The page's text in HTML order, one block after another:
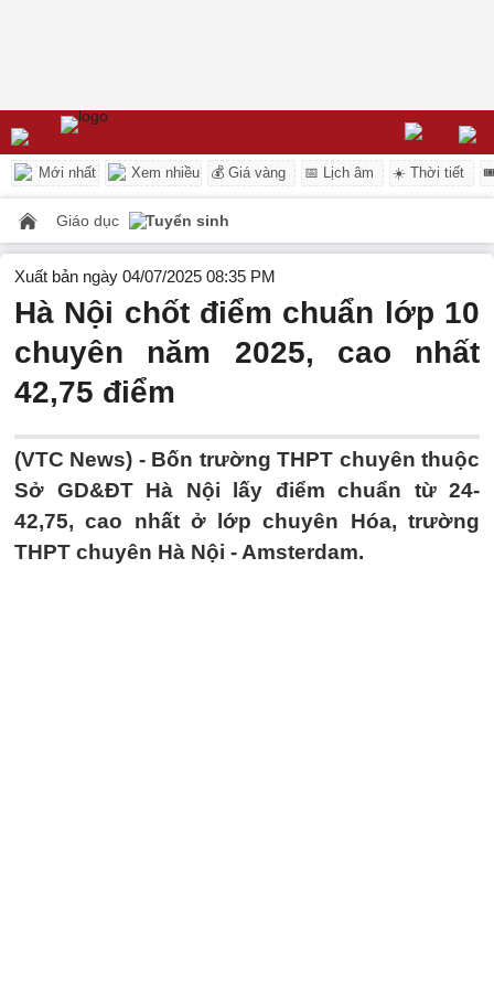
Mới nhất Xem nhiều 💰 Giá vàng 📅 Lịch âm ☀️ Thời tiết
Giáo dục Tuyển sinh
Xuất bản ngày 04/07/2025 08:35 PM
Hà Nội chốt điểm chuẩn lớp 10
chuyên năm 2025, cao nhất
42,75 điểm
(VTC News) - Bốn trường THPT chuyên thuộc
Sở GD&ĐT Hà Nội lấy điểm chuẩn từ 24-
42,75, cao nhất ở lớp chuyên Hóa, trường
THPT chuyên Hà Nội - Amsterdam.